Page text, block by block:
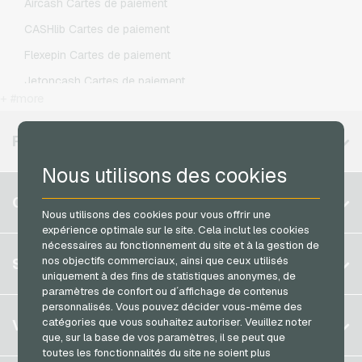
Nous utilisons des cookies
Nous utilisons des cookies pour vous offrir une
expérience optimale sur le site. Cela inclut les cookies
nécessaires au fonctionnement du site et à la gestion de
nos objectifs commerciaux, ainsi que ceux utilisés
uniquement à des fins de statistiques anonymes, de
paramètres de confort ou d´affichage de contenus
personnalisés. Vous pouvez décider vous-même des
catégories que vous souhaitez autoriser. Veuillez noter
que, sur la base de vos paramètres, il se peut que
toutes les fonctionnalités du site ne soient plus
roastmarket Cartes cadeaux
RTL+ Cartes cadeaux
Saturn Cartes cadeaux
Shell Cartes cadeaux
Spotify Premium Cartes cadeaux
Thalia Cartes cadeaux
TikTok Cartes cadeaux
toom Cartes cadeaux
Wolt Cartes cadeaux
Vodafone Recharges mobiles
Aircash Cartes de paiement
CASHlib Cartes de paiement
Flexepin Cartes de paiement
Jetoncash Cartes de paiement
Razer Gold Cartes de paiement
Transcash Cartes de paiement
RÉGIONS DISPONIBLES
Belgique
Brésil
Allemagne (DE)
Allemagne (EN)
France
Italie
Pays-bas
COMPTE
S´inscrire
S´inscrire
Mon panier
SERVICE
FAQ
Méthodes de paiement
VGO-SHOP